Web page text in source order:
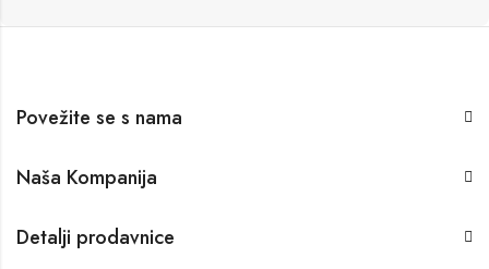
Povežite se s nama
Naša Kompanija
Detalji prodavnice